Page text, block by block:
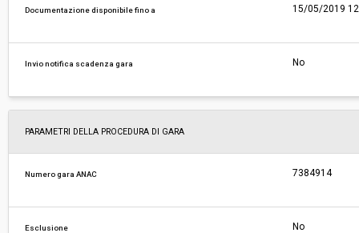
Documentazione disponibile fino a 15/05/2019
Invio notifica scadenza gara No
PARAMETRI DELLA PROCEDURA DI GARA
Numero gara ANAC 7384914
Esclusione No